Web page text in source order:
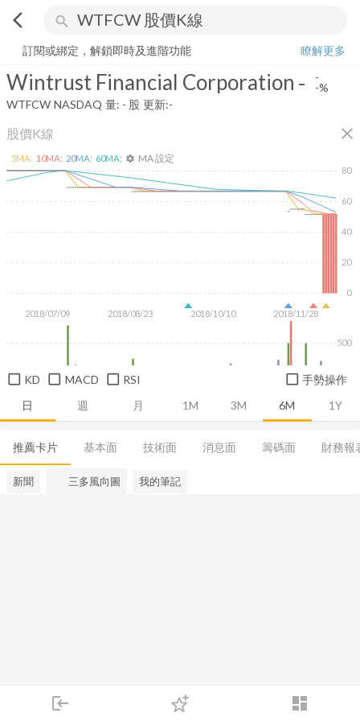
arrow_back_ios search
login dashboard
下單
Wintrust Financial Corporation --%
訂閱或綁定，解鎖即時及進階功能
瞭解更多
Wintrust Financial Corporation - -
-%
WTFCW NASDAQ 量: - 股 更新:-
股價K線 close
日 週 月 1M 3M 6M 1Y
2018/07/09 2018/08/23 2018/10/10 2018/11/28
0
20
40
60
80
500
5MA: 10MA: 20MA: 60MA: settings MA 設定
KD MACD RSI 手勢操作
推薦卡片 基本面 技術面 消息面 籌碼面 財務報
新聞 三多風向圖 我的筆記